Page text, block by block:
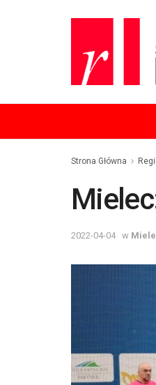
Strona Główna
2022-04-04 w